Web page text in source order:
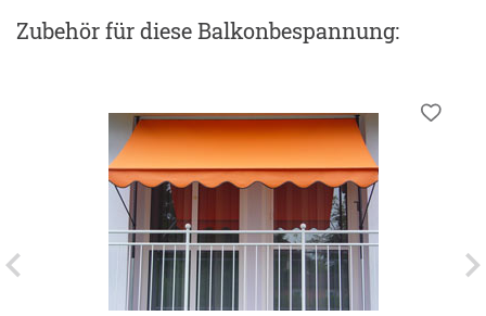
Zubehörfür diese Balkonbespannung: